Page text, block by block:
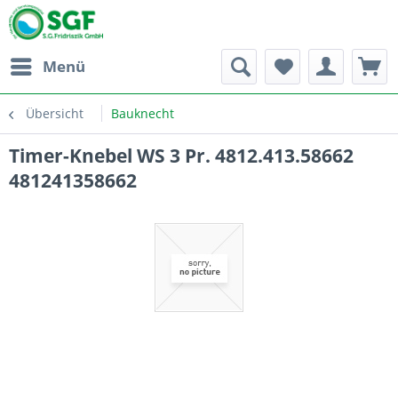
Menü
Übersicht Bauknecht
Timer-Knebel WS 3 Pr. 4812.413.58662
481241358662